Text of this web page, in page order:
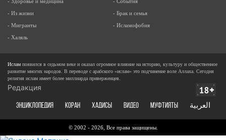
- Из жизни
- Мигранты
- Халяль
- Брак и семья
- Исламофобия
Ислам появился в седьмом веке и оказал огромное влияние на историю, культуру и общественное
развитие многих народов. В переводе с арабского «ислам» это подчинение воле Аллаха. Сегодня
религия ислам имеет более миллиарда приверженцев.
Редакция
ЭНЦИКЛОПЕДИЯ КОРАН ХАДИСЫ ВИДЕО Муфтияты العربية
© 2002 - 2026, Все права защищены.